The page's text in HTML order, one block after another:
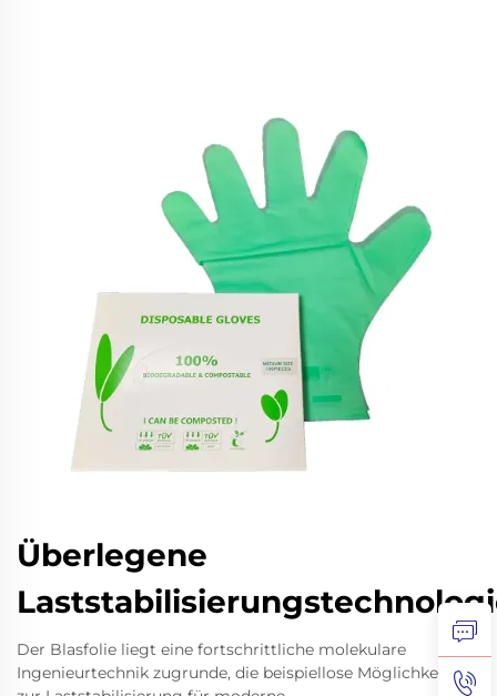
Überlegene
Der Blasfolie liegt eine fortschrittliche molekulare
Ingenieurtechnik zugrunde, die beispiellose Möglichkeiten